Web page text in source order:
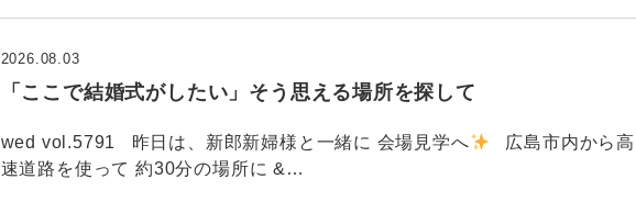
「ここで結婚式がしたい」そう思える場所を探して
2026.08.03
wed vol.5791 昨日は、新郎新婦様と一緒に 会場見学へ
広島市内から高
速道路を使って 約30分の場所に &…